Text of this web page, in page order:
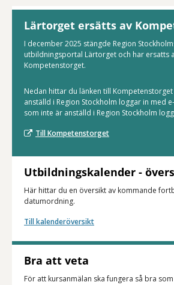
Lärtorget ersätts av
I december 2025 stängde Region
utbildningsportal Lärtorget och har ersatts
Kompetenstorget.
Nedan hittar du länken till
anställd i Region Stockholm loggar in med
som inte är anställd i Region Stockholm
Till Kompetenstorget
Utbildningskalender -
Här hittar du en översikt av kommande
datumordning.
Till kalenderöversikt
Bra att veta
För att kursanmälan ska fungera så bra